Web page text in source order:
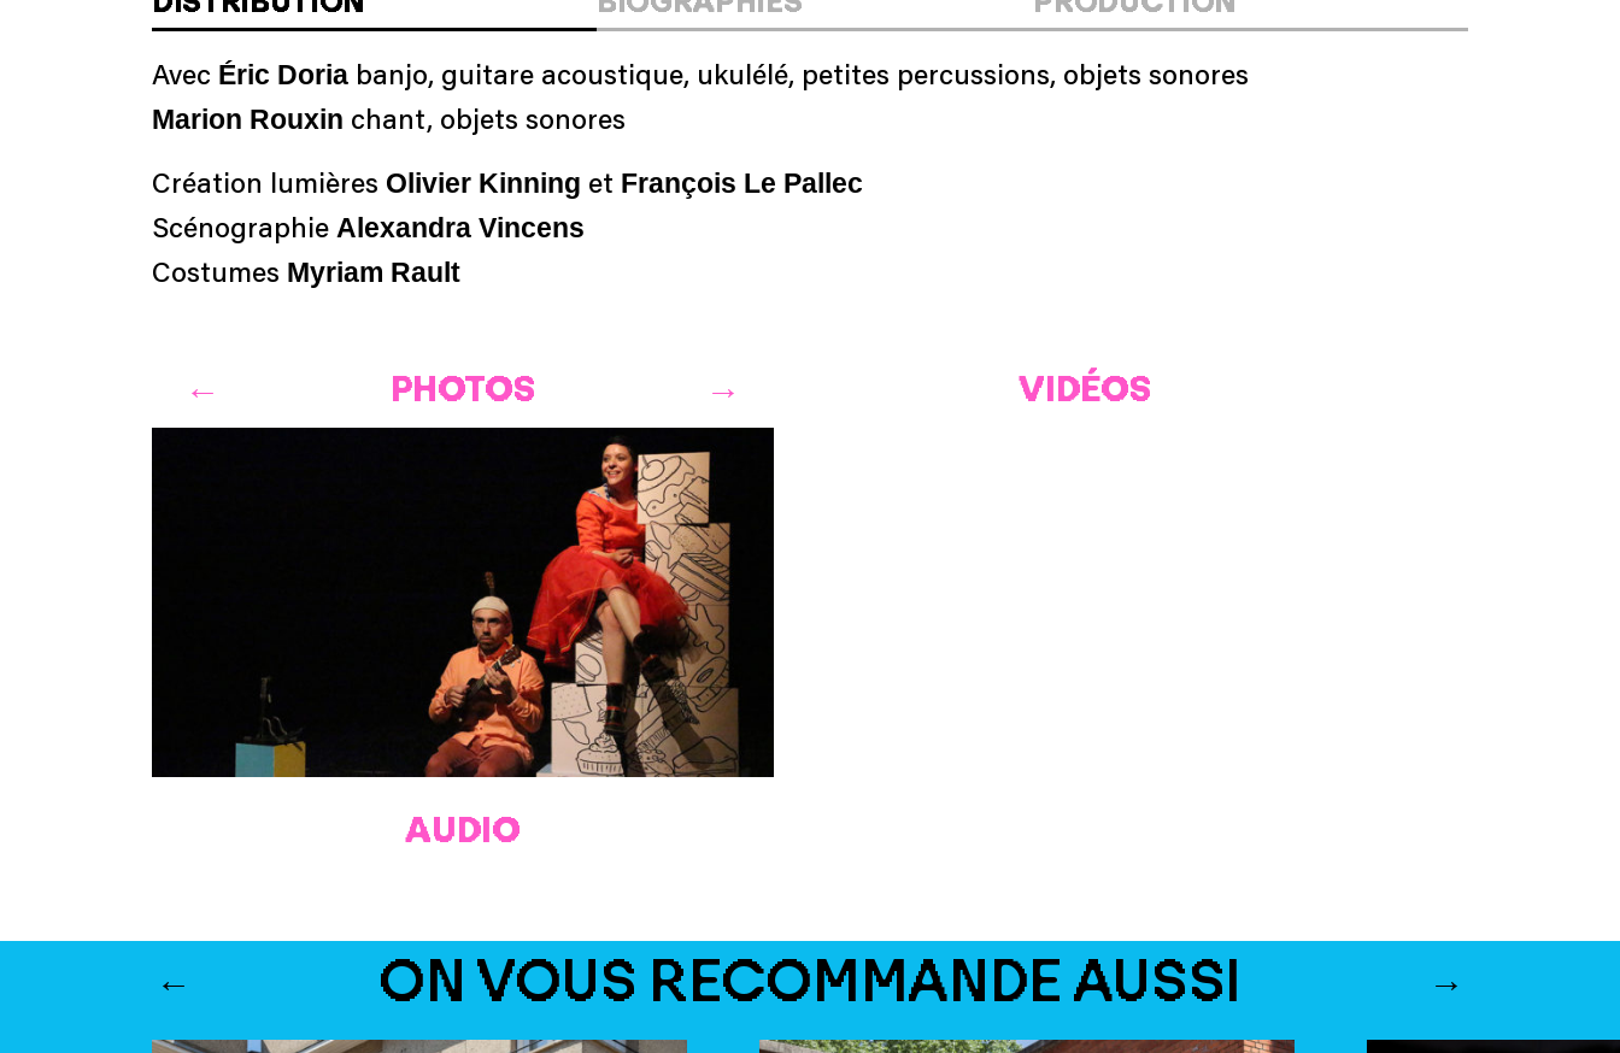
Avec Éric Doria banjo, guitare acoustique, ukulélé, petites percussions, objets sonores
Marion Rouxin chant, objets sonores
Création lumières Olivier Kinning et François Le Pallec
Scénographie Alexandra Vincens
Costumes Myriam Rault
PHOTOS VIDÉOS
AUDIO
ON VOUS RECOMMANDE AUSSI